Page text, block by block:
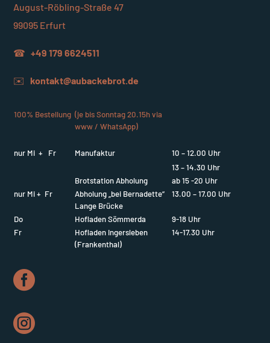
August-Röbling-Straße 47
99095 Erfurt
☎+49 179 6624511
✉️kontakt@aubackebrot.de
100% Bestellung (je bis Sonntag 20.15h via
www / WhatsApp)
nur Mi + Fr Manufaktur
10 – 12.00 Uhr
13 – 14.30 Uhr
Brotstation Abholung
ab 15 -20 Uhr
nur Mi + Fr
Abholung „bei Bernadette“
Lange Brücke
13.00 – 17.00 Uhr
Do Hofladen Sömmerda
9-18 Uhr
Fr
Hofladen Ingersleben
(Frankenthal)
14-17.30 Uhr

